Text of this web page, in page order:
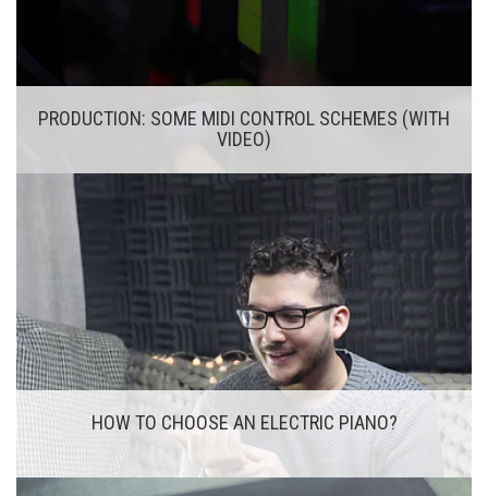
PRODUCTION: SOME MIDI CONTROL SCHEMES (WITH
VIDEO)
HOW TO CHOOSE AN ELECTRIC PIANO?